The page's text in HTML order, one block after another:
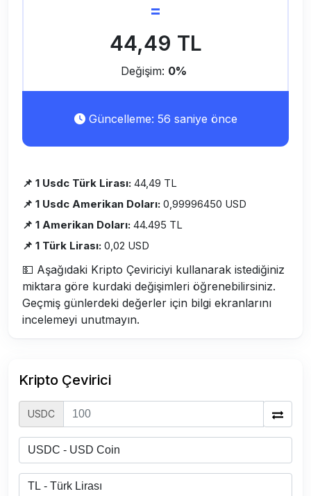
=
44,49 TL
Değişim: 0%
Güncelleme: 56 saniye önce
📌 1 Usdc Türk Lirası: 44,49 TL
📌 1 Usdc Amerikan Doları: 0,99996450 USD
📌 1 Amerikan Doları: 44.495 TL
📌 1 Türk Lirası: 0,02 USD
💵 Aşağıdaki Kripto Çeviriciyi kullanarak istediğiniz
miktara göre kurdaki değişimleri öğrenebilirsiniz.
Geçmiş günlerdeki değerler için bilgi ekranlarını
incelemeyi unutmayın.
Kripto Çevirici
USDC